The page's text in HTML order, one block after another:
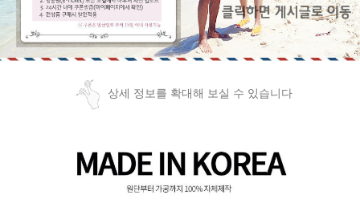
상세 정보를 확대해 보실 수 있습니다